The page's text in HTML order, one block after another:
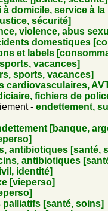
à domicile, service à
sécurité]
violence, abus
domestiques
et labels
vacances]
sports, vacances]
cardiovasculaires,
fichiers de
- endettement,
[banque,
antibiotiques [santé,
antibiotiques
identité]
[vieperso]
[santé, soins]